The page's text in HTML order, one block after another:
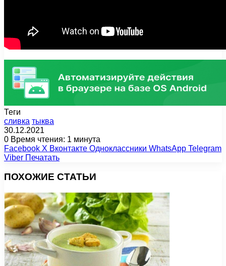
Теги
сливка тыква
30.12.2021
0 Время чтения: 1 минута
Facebook X Вконтакте Одноклассники WhatsApp Telegram
Viber Печатать
ПОХОЖИЕ СТАТЬИ